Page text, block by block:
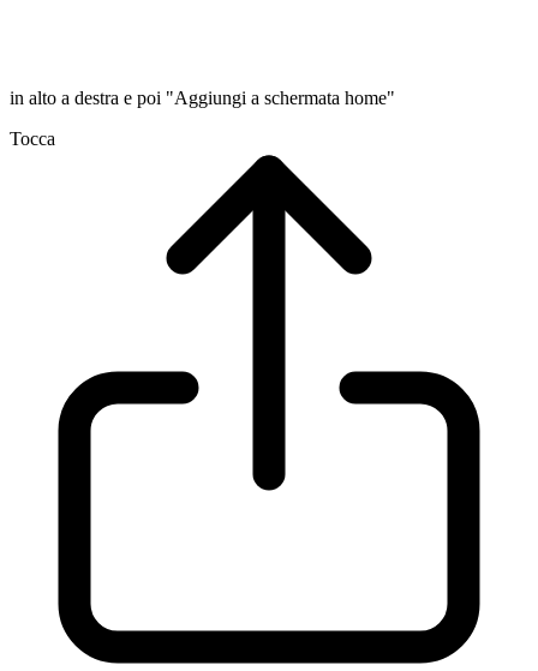
in alto a destra e poi "Aggiungi a schermata home"
Tocca